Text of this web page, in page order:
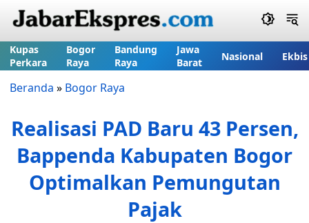
Kupas
Perkara
Bogor
Raya
Bandung
Raya
Jawa
Barat
Nasional Ekbis
Beranda » Bogor Raya
Realisasi PAD Baru 43 Persen,
Bappenda Kabupaten Bogor
Optimalkan Pemungutan
Pajak